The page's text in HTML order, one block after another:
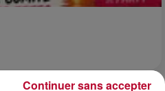
Continuer sans accepter